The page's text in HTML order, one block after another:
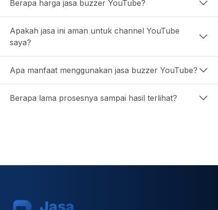
Berapa harga jasa buzzer YouTube?
Apakah jasa ini aman untuk channel YouTube
saya?
Apa manfaat menggunakan jasa buzzer YouTube?
Berapa lama prosesnya sampai hasil terlihat?